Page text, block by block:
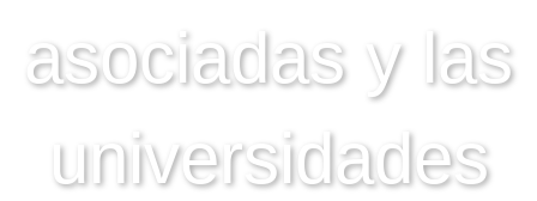
asociadas y las
universidades